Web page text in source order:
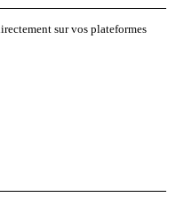
sur vos plateformes